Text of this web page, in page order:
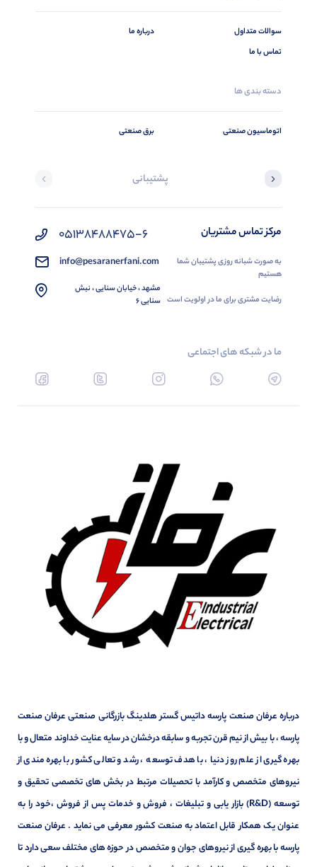
سوالات متداول
تماس با ما
درباره ما
دسته بندی ها
اتوماسیون صنعتی برق صنعتی
پشتیبانی
مرکز تماس مشتریان
به صورت شبانه روزی پشتیبان شما
هستیم
رضایت مشتری برای ما در اولویت است
05138488475-6
info@pesaranerfani.com
مشهد ، خیابان سنایی ، نبش
سنایی 6
ما در شبکه های اجتماعی
درباره عرفان صنعت پارسه داتیس گستر هلدینگ بازرگانی صنعتی عرفان صنعت
پارسه ، با بیش از نیم قرن تجربه و سابقه درخشان در سایه عنایت خداوند متعال و با
بهره گیری از علم روز دنیا ، با هدف توسعه ، رشد و تعالی کشور با بهره مندی از
نیروهای متخصص و کارآمد با تحصیلات مرتبط در بخش های تخصصی تحقیق و
توسعه (R&D) بازار یابی و تبلیغات ، فروش و خدمات پس از فروش ،خود را به
عنوان یک همکار قابل اعتماد به صنعت کشور معرفی می نماید . عرفان صنعت
پارسه با بهره گیری از نیروهای جوان و متخصص در حوزه های مختلف سعی دارد تا